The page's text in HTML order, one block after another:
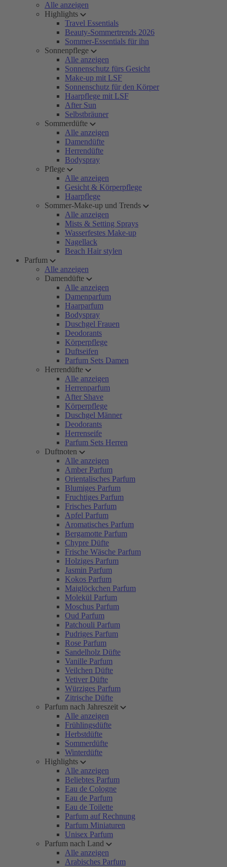
Alle anzeigen
Highlights
Travel Essentials
Beauty-Sommertrends 2026
Sommer-Essentials für ihn
Sonnenpflege
Alle anzeigen
Sonnenschutz fürs Gesicht
Make-up mit LSF
Sonnenschutz für den Körper
Haarpflege mit LSF
After Sun
Selbstbräuner
Sommerdüfte
Alle anzeigen
Damendüfte
Herrendüfte
Bodyspray
Pflege
Alle anzeigen
Gesicht & Körperpflege
Haarpflege
Sommer-Make-up und Trends
Alle anzeigen
Mists & Setting Sprays
Wasserfestes Make-up
Nagellack
Beach Hair stylen
Parfum
Alle anzeigen
Damendüfte
Alle anzeigen
Damenparfum
Haarparfum
Bodyspray
Duschgel Frauen
Deodorants
Körperpflege
Duftseifen
Parfum Sets Damen
Herrendüfte
Alle anzeigen
Herrenparfum
After Shave
Körperpflege
Duschgel Männer
Deodorants
Herrenseife
Parfum Sets Herren
Duftnoten
Alle anzeigen
Amber Parfum
Orientalisches Parfum
Blumiges Parfum
Fruchtiges Parfum
Frisches Parfum
Apfel Parfum
Aromatisches Parfum
Bergamotte Parfum
Chypre Düfte
Frische Wäsche Parfum
Holziges Parfum
Jasmin Parfum
Kokos Parfum
Maiglöckchen Parfum
Molekül Parfum
Moschus Parfum
Oud Parfum
Patchouli Parfum
Pudriges Parfum
Rose Parfum
Sandelholz Düfte
Vanille Parfum
Veilchen Düfte
Vetiver Düfte
Würziges Parfum
Zitrische Düfte
Parfum nach Jahreszeit
Alle anzeigen
Frühlingsdüfte
Herbstdüfte
Sommerdüfte
Winterdüfte
Highlights
Alle anzeigen
Beliebtes Parfum
Eau de Cologne
Eau de Parfum
Eau de Toilette
Parfum auf Rechnung
Parfum Miniaturen
Unisex Parfum
Parfum nach Land
Alle anzeigen
Arabisches Parfum